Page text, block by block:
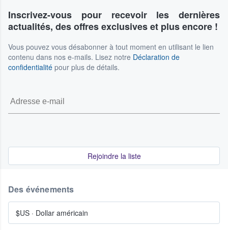
Inscrivez-vous pour recevoir les dernières
actualités, des offres exclusives et plus encore !
Vous pouvez vous désabonner à tout moment en utilisant le lien
contenu dans nos e-mails. Lisez notre Déclaration de
confidentialité pour plus de détails.
Rejoindre la liste
Des événements
$US · Dollar américain